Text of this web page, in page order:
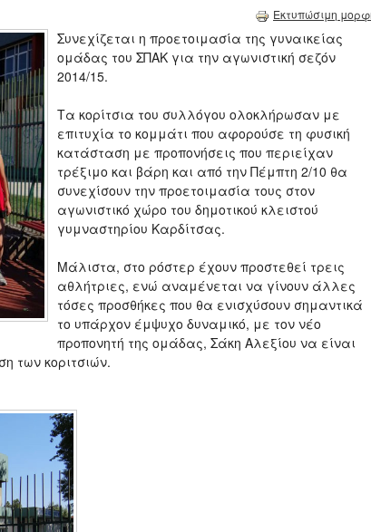
Εκτυπώσιμη
Συνεχίζεται η προετοιμασία της γυναικείας
ομάδας του ΣΠΑΚ για την αγωνιστική σεζόν
2014/15.
Τα κορίτσια του συλλόγου ολοκλήρωσαν με
επιτυχία το κομμάτι που αφορούσε τη φυσική
κατάσταση με προπονήσεις που περιείχαν
τρέξιμο και βάρη και από την Πέμπτη 2/10 θα
συνεχίσουν την προετοιμασία τους στον
αγωνιστικό χώρο του δημοτικού κλειστού
γυμναστηρίου Καρδίτσας.
Μάλιστα, στο ρόστερ έχουν προστεθεί τρεις
αθλήτριες, ενώ αναμένεται να γίνουν άλλες
τόσες προσθήκες που θα ενισχύσουν σημαντικά
το υπάρχον έμψυχο δυναμικό, με τον νέο
προπονητή της ομάδας, Σάκη Αλεξίου να είναι
των κοριτσιών.